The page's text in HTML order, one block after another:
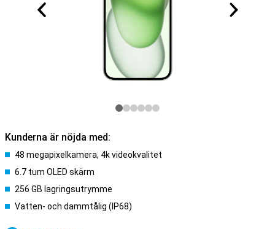
Kunderna är nöjda med:
48 megapixelkamera, 4k videokvalitet
6.7 tum OLED skärm
256 GB lagringsutrymme
Vatten- och dammtålig (IP68)